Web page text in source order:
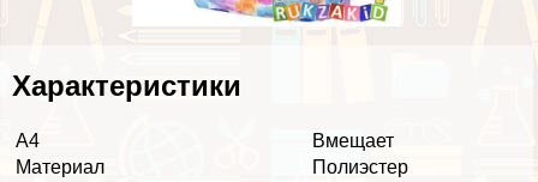
Хаpaктеристики
А4
Вмещает
Материал
Полиэстер